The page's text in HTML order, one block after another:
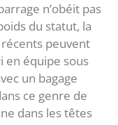
n’obéit pas
du statut, la
peuvent
équipe sous
un bagage
ce genre de
dans les têtes